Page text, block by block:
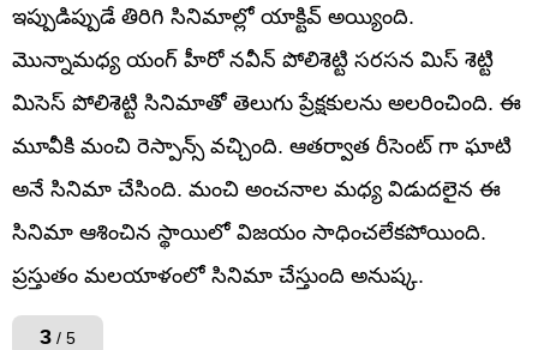
ఇప్పుడిప్పుడే తిరిగి సినిమాల్లో యాక్టివ్ అయ్యింది.
మొన్నామధ్య యంగ్ హీరో నవీన్ పోలిశెట్టి సరసన మిస్ శెట్టి
మిసెస్ పోలిశెట్టి సినిమాతో తెలుగు ప్రేక్షకులను అలరించింది. ఈ
మూవీకి మంచి రెస్పాన్స్ వచ్చింది. ఆతర్వాత రీసెంట్ గా ఘాటి
అనే సినిమా చేసింది. మంచి అంచనాల మధ్య విడుదలైన ఈ
సినిమా ఆశించిన స్థాయిలో విజయం సాధించలేకపోయింది.
ప్రస్తుతం మలయాళంలో సినిమా చేస్తుంది అనుష్క.
3 / 5